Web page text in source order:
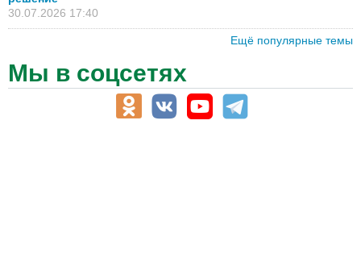
30.07.2026 17:40
Ещё популярные темы
Мы в соцсетях